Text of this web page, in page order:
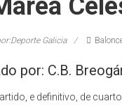
Galicia
por: C.B.
e definitivo, de